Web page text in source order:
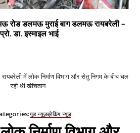
रोड डलमऊ मुराई बाग डलमऊ रायबरेली –
प्रो. डा. इस्माइल भाई
रायबरेली में लोक निर्माण विभाग और सेतु निगम के बीच चल
रही थी खींचतान
गुड न्यूज़ब्रेकिंग न्यूज़